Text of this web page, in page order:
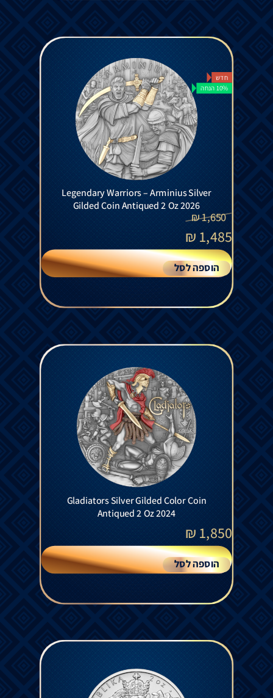
חדש
10% הנחה
Legendary Warriors – Arminius Silver
Gilded Coin Antiqued 2 Oz 2026
1,650
₪
1,485
₪
הוספה לסל
Gladiators Silver Gilded Color Coin
Antiqued 2 Oz 2024
1,850
₪
הוספה לסל